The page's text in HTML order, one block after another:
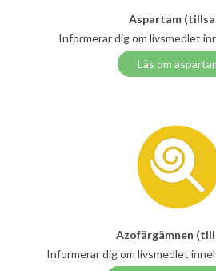
Aspartam
Informerar dig om livsmedlet
Läs om
Azofärgämnen
Informerar dig om livsmedlet